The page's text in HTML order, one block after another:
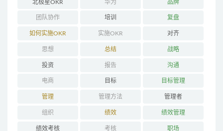
北极星OKR 华为 品牌
团队协作 培训 复盘
如何实施OKR 实施OKR 对齐
思想 总结 战略
投资 报告 沟通
电商 目标 目标管理
管理 管理方法 管理者
组织 绩效 绩效管理
绩效考核 考核 职场